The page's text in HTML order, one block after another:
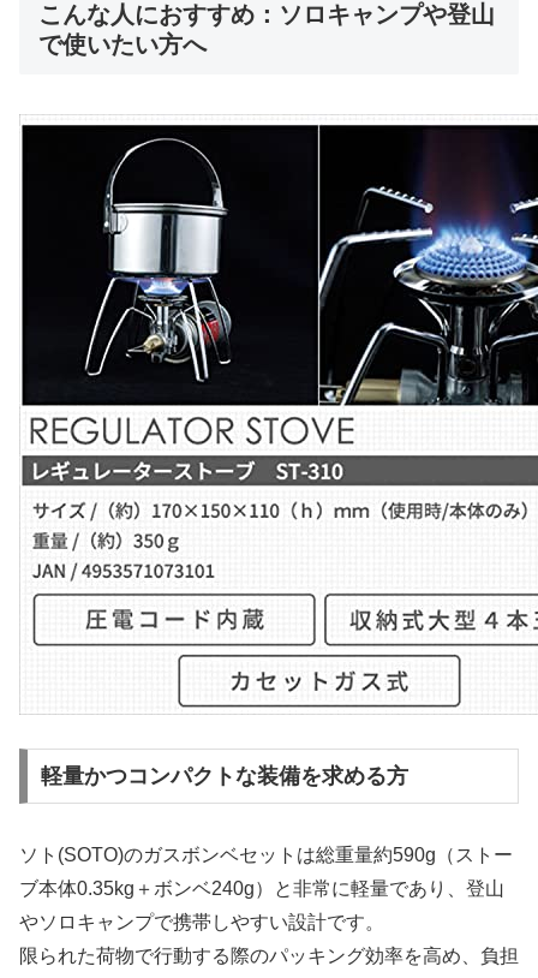
こんな人におすすめ：ソロキャンプや登山
で使いたい方へ
軽量かつコンパクトな装備を求める方
ソト(SOTO)のガスボンベセットは総重量約590g（ストー
ブ本体0.35kg＋ボンベ240g）と非常に軽量であり、登山
やソロキャンプで携帯しやすい設計です。
限られた荷物で行動する際のパッキング効率を高め、負担